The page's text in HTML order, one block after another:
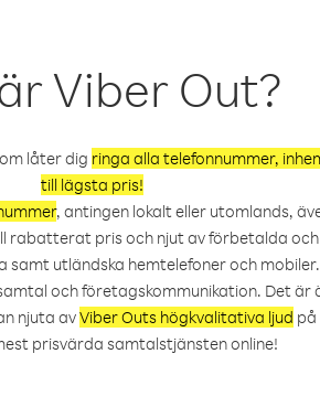
Viber Out?
låter dig ringa alla telefonnummer,
till lägsta pris!
, antingen lokalt eller utomlands,
rabatterat pris och njut av förbetalda
samt utländska hemtelefoner och mobiler.
och företagskommunikation. Det är
njuta avViber Outs högkvalitativa ljud på
prisvärda samtalstjänsten online!